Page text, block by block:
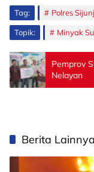
Tag: Polres
Topik: Minyak
Pemprov
Nelayan
Berita